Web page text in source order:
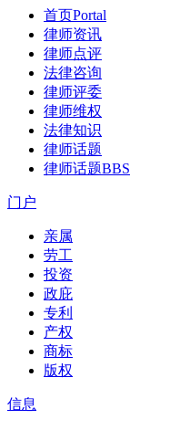
首页Portal
律师资讯
律师点评
法律咨询
律师评委
律师维权
法律知识
律师话题
律师话题BBS
门户
亲属
劳工
投资
政庇
专利
产权
商标
版权
信息